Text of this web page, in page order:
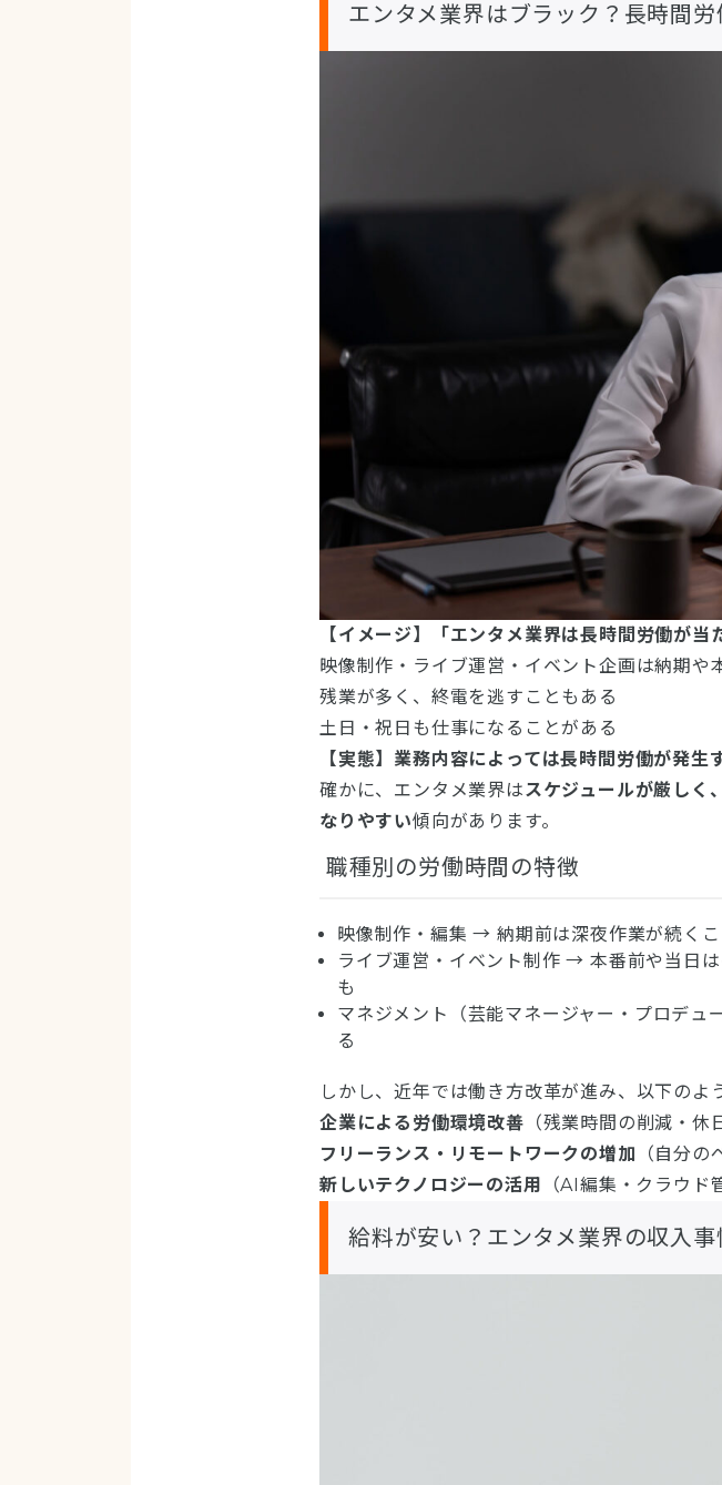
エンタメ業界はブラック？長時間労
【イメージ】「エンタメ業界は長時間労働が当
映像制作・ライブ運営・イベント企画は納期や
残業が多く、終電を逃すこともある
土日・祝日も仕事になることがある
【実態】業務内容によっては長時間労働が発生
確かに、エンタメ業界はスケジュールが厳しく
なりやすい傾向があります。
職種別の労働時間の特徴
映像制作・編集 → 納期前は深夜作業が続くこ
ライブ運営・イベント制作 → 本番前や当日
も
マネジメント（芸能マネージャー・プロデ
る
しかし、近年では働き方改革が進み、以下のよ
企業による労働環境改善 （残業時間の削減・休
フリーランス・リモートワークの増加 （自分の
新しいテクノロジーの活用
（AI編集・クラウド
給料が安い？エンタメ業界の収入事